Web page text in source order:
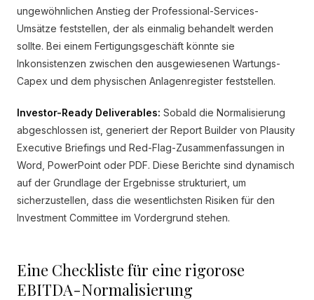
ungewöhnlichen Anstieg der Professional-Services-
Umsätze feststellen, der als einmalig behandelt werden
sollte. Bei einem Fertigungsgeschäft könnte sie
Inkonsistenzen zwischen den ausgewiesenen Wartungs-
Capex und dem physischen Anlagenregister feststellen.
Investor-Ready Deliverables: Sobald die Normalisierung
abgeschlossen ist, generiert der Report Builder von Plausity
Executive Briefings und Red-Flag-Zusammenfassungen in
Word, PowerPoint oder PDF. Diese Berichte sind dynamisch
auf der Grundlage der Ergebnisse strukturiert, um
sicherzustellen, dass die wesentlichsten Risiken für den
Investment Committee im Vordergrund stehen.
Eine Checkliste für eine rigorose
EBITDA-Normalisierung